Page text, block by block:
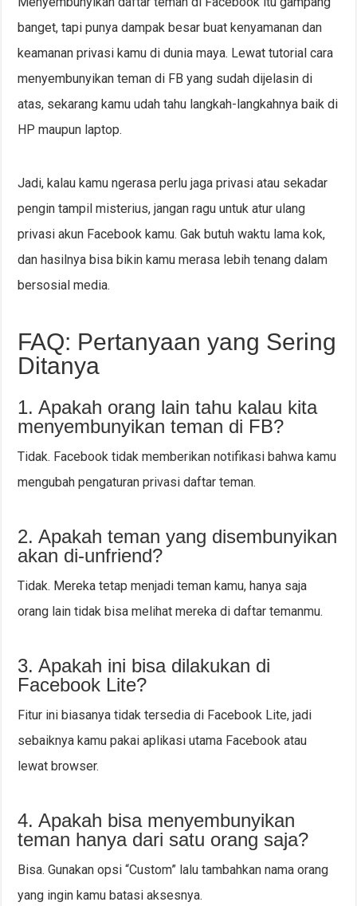
banget, tapi punya dampak besar buat kenyamanan dan
keamanan privasi kamu di dunia maya. Lewat tutorial cara
menyembunyikan teman di FB yang sudah dijelasin di
atas, sekarang kamu udah tahu langkah-langkahnya baik di
HP maupun laptop.
Jadi, kalau kamu ngerasa perlu jaga privasi atau sekadar
pengin tampil misterius, jangan ragu untuk atur ulang
privasi akun Facebook kamu. Gak butuh waktu lama kok,
dan hasilnya bisa bikin kamu merasa lebih tenang dalam
bersosial media.
FAQ: Pertanyaan yang Sering
Ditanya
1. Apakah orang lain tahu kalau kita
menyembunyikan teman di FB?
Tidak. Facebook tidak memberikan notifikasi bahwa kamu
mengubah pengaturan privasi daftar teman.
2. Apakah teman yang disembunyikan
akan di-unfriend?
Tidak. Mereka tetap menjadi teman kamu, hanya saja
orang lain tidak bisa melihat mereka di daftar temanmu.
3. Apakah ini bisa dilakukan di
Facebook Lite?
Fitur ini biasanya tidak tersedia di Facebook Lite, jadi
sebaiknya kamu pakai aplikasi utama Facebook atau
lewat browser.
4. Apakah bisa menyembunyikan
teman hanya dari satu orang saja?
Bisa. Gunakan opsi “Custom” lalu tambahkan nama orang
yang ingin kamu batasi aksesnya.